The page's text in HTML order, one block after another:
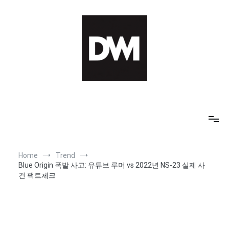
Home
Trend
Blue Origin 폭발 사고: 유튜브 루머 vs 2022년 NS-23 실제 사
건 팩트체크